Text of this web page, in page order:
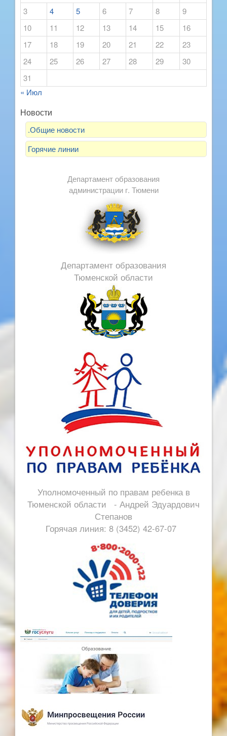
3
4 5 6 7 8
9
10
11 12 13 14 15
16
17
18 19 20 21 22
23
24
25 26 27 28 29
30
31
« Июл
Новости
.Общие новости
Горячие линии
Департамент образования
администрации г. Тюмени
Департамент образования
Тюменской области
Уполномоченный по правам ребенка в
Тюменской области - Андрей Эдуардович
Степанов
Горячая линия: 8 (3452) 42-67-07